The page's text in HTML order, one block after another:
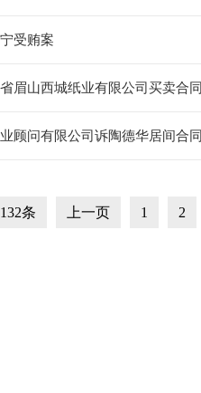
受贿案
眉山西城纸业有限公司买卖合同
顾问有限公司诉陶德华居间合同
132条 上一页 1 2